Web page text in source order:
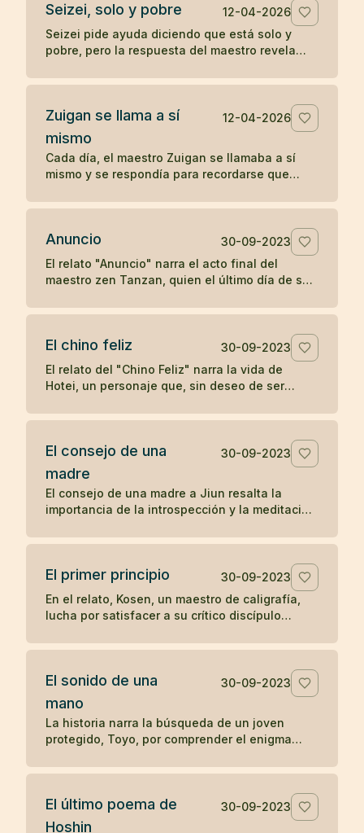
Seizei, solo y pobre
12-04-2026
Seizei pide ayuda diciendo que está solo y
pobre, pero la respuesta del maestro revela
koan sobre carencia y plenitud.
Zuigan se llama a sí
mismo
12-04-2026
Cada día, el maestro Zuigan se llamaba a sí
mismo y se respondía para recordarse que
engañar. Un koan sobre la vigilancia interior.
Anuncio
30-09-2023
El relato "Anuncio" narra el acto final del
maestro zen Tanzan, quien el último día de su
partida. Con simplicidad y aceptación, Tanzan
la muerte.
El chino feliz
30-09-2023
El relato del "Chino Feliz" narra la vida de
Hotei, un personaje que, sin deseo de ser
alegría a los niños con dulces y frutas,
cambio de su atención. Su simple acción de
dejar caer y recoger su saco en respuesta a
preguntas sobre el significado y la realización
del zen, ilustra una enseñanza zen sobre la
simplicidad y el desapego.
El consejo de una
madre
30-09-2023
El consejo de una madre a Jiun resalta la
importancia de la introspección y la meditación
en contraposición a la mera acumulación de
de este relato, se subraya el valor del auto-
conocimiento personal sobre la enseñanza
erudita y superficial.
El primer principio
30-09-2023
En el relato, Kosen, un maestro de caligrafía,
lucha por satisfacer a su crítico discípulo
principio" que se tallará en la puerta del templo
una ausencia momentánea del discípulo para
finalmente crear una obra maestra. El relato
ilustra cómo la espontaneidad y la liberación
de juicios externos pueden conducir a la
creativa.
El sonido de una
mano
30-09-2023
La historia narra la búsqueda de un joven
protegido, Toyo, por comprender el enigma
sonido de una mano. A través de la meditación
mundanos, Toyo finalmente llega a la
realización del sonido insonoro, simbolizando
El último poema de
Hoshin
30-09-2023